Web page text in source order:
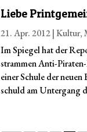
Liebe
21. Apr. 2012|Kultur,
Im Spiegel hat der
strammen Anti-
einer Schule der
schuld am Untergang